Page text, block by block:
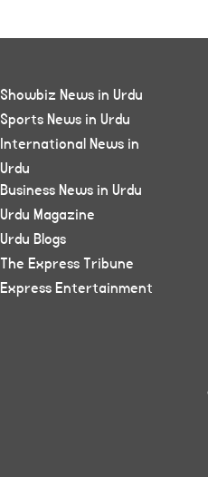
Showbiz News in Urdu
Sports News in Urdu
International News in
Urdu
Business News in Urdu
Urdu Magazine
Urdu Blogs
The Express Tribune
Express Entertainment